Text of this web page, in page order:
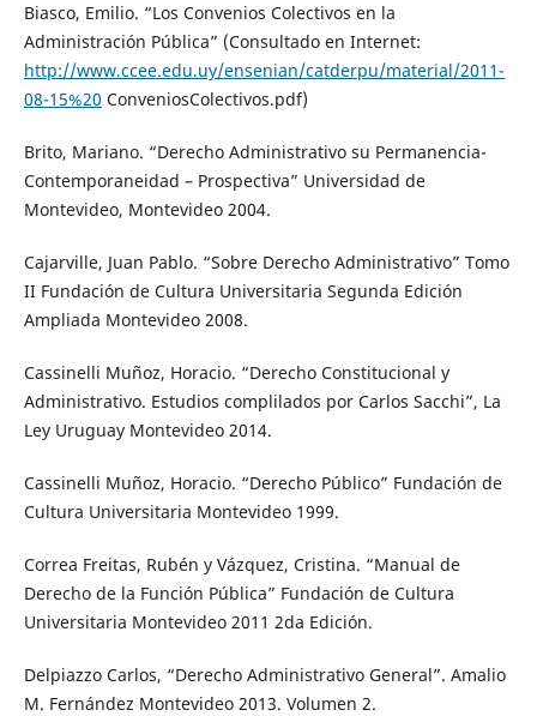
Biasco, Emilio. “Los Convenios Colectivos en la
Administración Pública” (Consultado en Internet:
http://www.ccee.edu.uy/ensenian/catderpu/material/2011-
08-15%20 ConveniosColectivos.pdf)
Brito, Mariano. “Derecho Administrativo su Permanencia-
Contemporaneidad – Prospectiva” Universidad de
Montevideo, Montevideo 2004.
Cajarville, Juan Pablo. “Sobre Derecho Administrativo” Tomo
II Fundación de Cultura Universitaria Segunda Edición
Ampliada Montevideo 2008.
Cassinelli Muñoz, Horacio. “Derecho Constitucional y
Administrativo. Estudios complilados por Carlos Sacchi”, La
Ley Uruguay Montevideo 2014.
Cassinelli Muñoz, Horacio. “Derecho Público” Fundación de
Cultura Universitaria Montevideo 1999.
Correa Freitas, Rubén y Vázquez, Cristina. “Manual de
Derecho de la Función Pública” Fundación de Cultura
Universitaria Montevideo 2011 2da Edición.
Delpiazzo Carlos, “Derecho Administrativo General”. Amalio
M. Fernández Montevideo 2013. Volumen 2.